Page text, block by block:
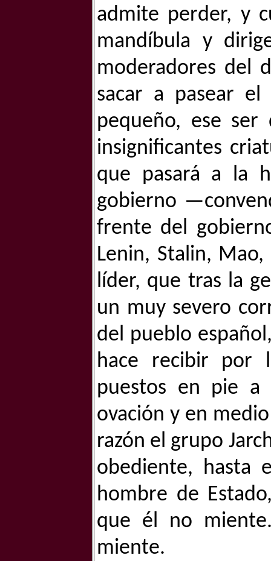
admite perder, y
mandíbula y
moderadores del
sacar a pasear
pequeño, ese
insignificantes
que pasará a la
gobierno
frente del
Lenin, Stalin,
líder, que tras la
un muy severo
del pueblo
hace recibir por
puestos en pie a
ovación y en
razón el grupo
obediente, hasta
hombre de
que él no
miente.